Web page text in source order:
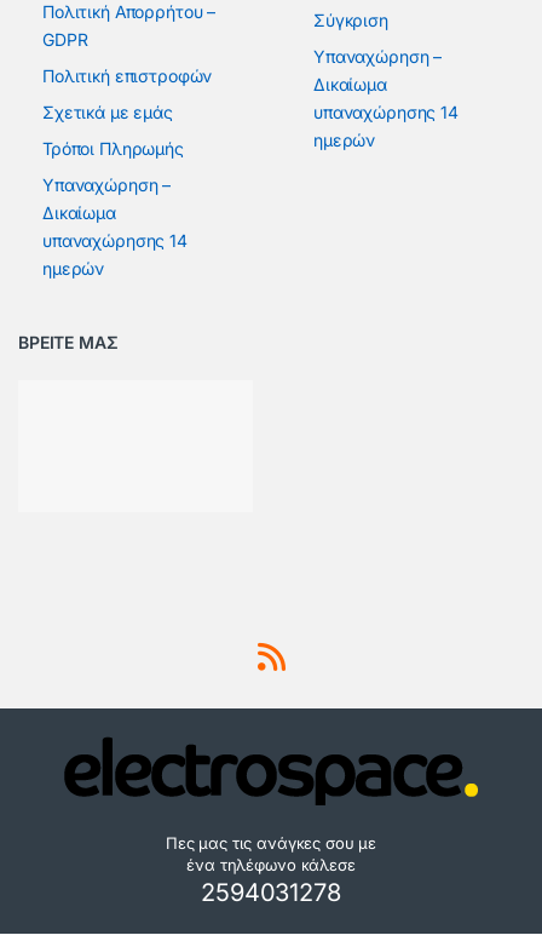
Πολιτική Απορρήτου –
GDPR
Πολιτική επιστροφών
Σχετικά με εμάς
Τρόποι Πληρωμής
Υπαναχώρηση –
Δικαίωμα
υπαναχώρησης 14
ημερών
Σύγκριση
Υπαναχώρηση –
Δικαίωμα
υπαναχώρησης 14
ημερών
ΒΡΕΙΤΕ ΜΑΣ
Πες μας τις ανάγκες σου με
ένα τηλέφωνο κάλεσε
2594031278